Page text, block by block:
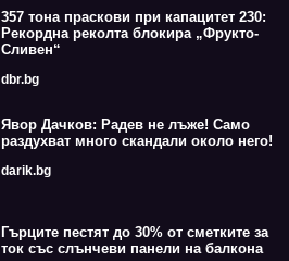
357 тона праскови при капацитет 230:
Рекордна реколта блокира „Фрукто-
Сливен“
dbr.bg
Явор Дачков: Радев не лъже! Само
раздухват много скандали около него!
darik.bg
Гърците пестят до 30% от сметките за
ток със слънчеви панели на балкона